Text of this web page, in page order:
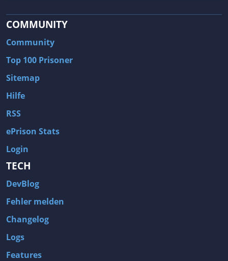
COMMUNITY
Community
Top 100 Prisoner
Sitemap
Hilfe
RSS
ePrison Stats
Login
TECH
DevBlog
Fehler melden
Changelog
Logs
Features